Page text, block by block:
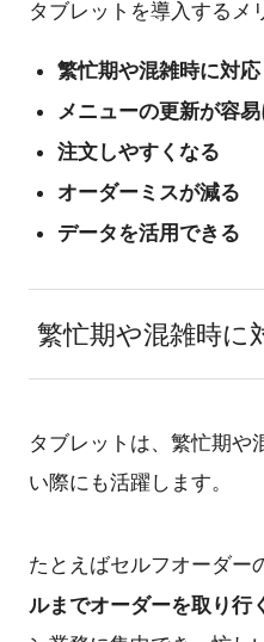
タブレットを導入するメ
繁忙期や混雑時に対
メニューの更新が容
注文しやすくなる
オーダーミスが減る
データを活用できる
繁忙期や混雑時に
タブレットは、繁忙期や
い際にも活躍します。
たとえばセルフオーダー
ルまでオーダーを取り行